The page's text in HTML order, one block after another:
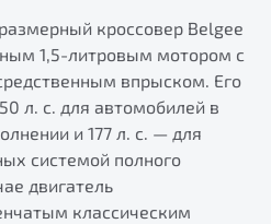
кроссовер Belgee
1,5-литровым мотором с
впрыском. Его
л. с. для автомобилей в
и 177 л. с. — для
системой полного
двигатель
классическим